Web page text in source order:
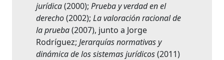
jurídica(2000); Prueba y verdad en el
derecho(2002); La valoración racional de
la prueba(2007), junto a Jorge
Rodríguez; Jerarquías normativas y
dinámica de los sistemas jurídicos(2011)